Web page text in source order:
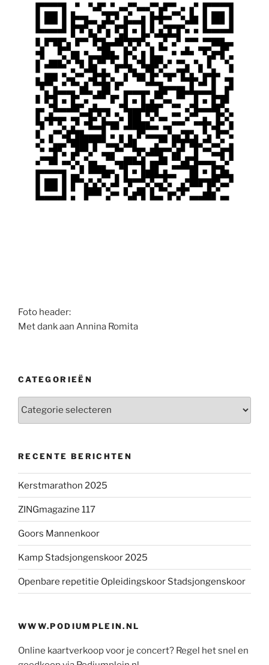
Foto header:
Met dank aan Annina Romita
CATEGORIEËN
Categorieën
RECENTE BERICHTEN
Kerstmarathon 2025
ZINGmagazine 117
Goors Mannenkoor
Kamp Stadsjongenskoor 2025
Openbare repetitie Opleidingskoor Stadsjongenskoor
WWW.PODIUMPLEIN.NL
Online kaartverkoop voor je concert? Regel het snel en